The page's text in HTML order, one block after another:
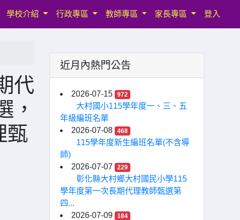
學校介紹 行政專區 教師專區 家長專區 登入
代
，
甄
近月內熱門公告
2026-07-15 972
大村國小115學年度一、三、五
年級編班名單
2026-07-08
468
115學年度新生編班名單(不含導
師)
2026-07-07
229
彰化縣大村鄉大村國民小學115
學年度第一次長期代理教師甄選第
四...
2026-07-09
184